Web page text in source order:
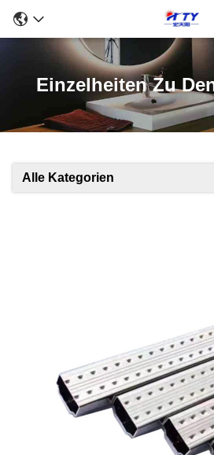
Einzelheiten Zu
Alle Kategorien